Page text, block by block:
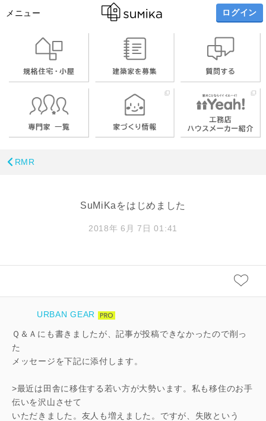
メニュー ログイン
RMR
SuMiKaをはじめました
2018年 6月 7日 01:41
URBAN GEAR
Ｑ＆Ａにも書きましたが、記事が投稿できなかったので削っ
た
メッセージを下記に添付します。
>最近は田舎に移住する若い方が大勢います。私も移住のお手
伝いを沢山させて
いただきました。友人も増えました。ですが、失敗という